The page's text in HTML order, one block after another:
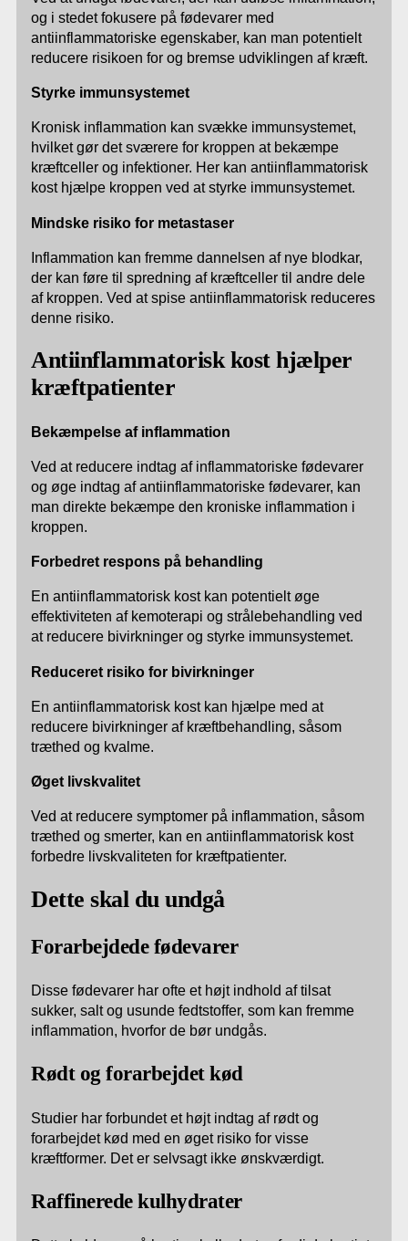
og i stedet fokusere på fødevarer med
antiinflammatoriske egenskaber, kan man potentielt
reducere risikoen for og bremse udviklingen af kræft.
Styrke immunsystemet
Kronisk inflammation kan svække immunsystemet,
hvilket gør det sværere for kroppen at bekæmpe
kræftceller og infektioner. Her kan antiinflammatorisk
kost hjælpe kroppen ved at styrke immunsystemet.
Mindske risiko for metastaser
Inflammation kan fremme dannelsen af nye blodkar,
der kan føre til spredning af kræftceller til andre dele
af kroppen. Ved at spise antiinflammatorisk reduceres
denne risiko.
Antiinflammatorisk kost hjælper
kræftpatienter
Bekæmpelse af inflammation
Ved at reducere indtag af inflammatoriske fødevarer
og øge indtag af antiinflammatoriske fødevarer, kan
man direkte bekæmpe den kroniske inflammation i
kroppen.
Forbedret respons på behandling
En antiinflammatorisk kost kan potentielt øge
effektiviteten af kemoterapi og strålebehandling ved
at reducere bivirkninger og styrke immunsystemet.
Reduceret risiko for bivirkninger
En antiinflammatorisk kost kan hjælpe med at
reducere bivirkninger af kræftbehandling, såsom
træthed og kvalme.
Øget livskvalitet
Ved at reducere symptomer på inflammation, såsom
træthed og smerter, kan en antiinflammatorisk kost
forbedre livskvaliteten for kræftpatienter.
Dette skal du undgå
Forarbejdede fødevarer
Disse fødevarer har ofte et højt indhold af tilsat
sukker, salt og usunde fedtstoffer, som kan fremme
inflammation, hvorfor de bør undgås.
Rødt og forarbejdet kød
Studier har forbundet et højt indtag af rødt og
forarbejdet kød med en øget risiko for visse
kræftformer. Det er selvsagt ikke ønskværdigt.
Raffinerede kulhydrater